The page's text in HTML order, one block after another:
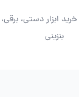
ابزار دستی،
بنزینی